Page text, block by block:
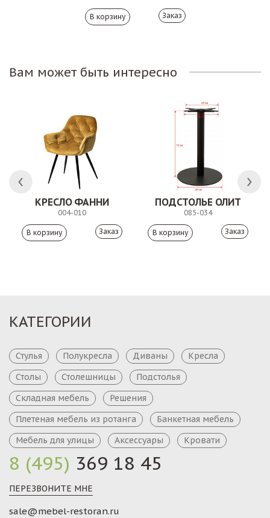
Заказ
Вам может быть интересно
КРЕСЛО ФАННИ
004-010
Заказ
ПОДСТОЛЬЕ ОЛИТ
085-034
Заказ
8 (495) 369 18 45
ПЕРЕЗВОНИТЕ МНЕ
sale@mebel-restoran.ru
КАТЕГОРИИ
Стулья Полукресла Диваны
Кресла
Столы
Столешницы
Подстолья
Складная мебель
Решения
Плетеная мебель из ротанга
Банкетная мебель
Мебель для улицы
Аксессуары Кровати